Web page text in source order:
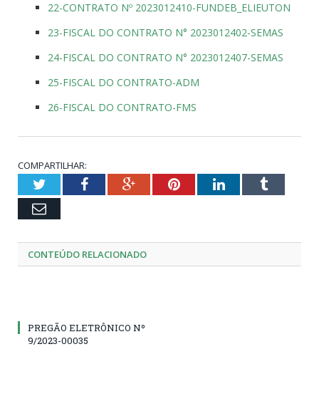
22-CONTRATO Nº 2023012410-FUNDEB_ELIEUTON
23-FISCAL DO CONTRATO N° 2023012402-SEMAS
24-FISCAL DO CONTRATO N° 2023012407-SEMAS
25-FISCAL DO CONTRATO-ADM
26-FISCAL DO CONTRATO-FMS
COMPARTILHAR:
TwitterFacebookGoogle+PinterestLinkedInTumblr
Email
CONTEÚDO RELACIONADO
PREGÃO ELETRÔNICO Nº
9/2023-00035